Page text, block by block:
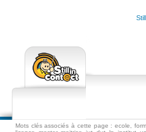
Mots clés associés à cette page : ecole,